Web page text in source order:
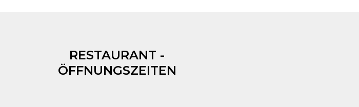
RESTAURANT -
ÖFFNUNGSZEITEN